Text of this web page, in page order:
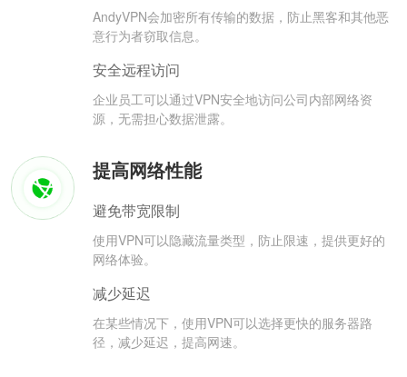
AndyVPN会加密所有传输的数据，防止黑客和其他恶
意行为者窃取信息。
安全远程访问
企业员工可以通过VPN安全地访问公司内部网络资
源，无需担心数据泄露。
提高网络性能
避免带宽限制
使用VPN可以隐藏流量类型，防止限速，提供更好的
网络体验。
减少延迟
在某些情况下，使用VPN可以选择更快的服务器路
径，减少延迟，提高网速。